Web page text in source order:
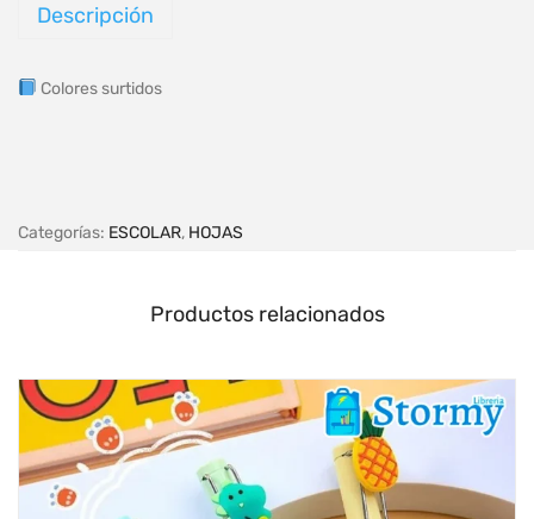
Descripción
Colores surtidos
Categorías: ESCOLAR, HOJAS
Productos relacionados